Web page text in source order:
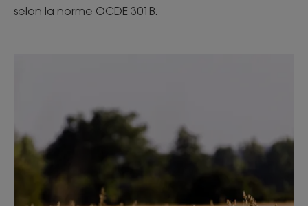
selon la norme OCDE 301B.